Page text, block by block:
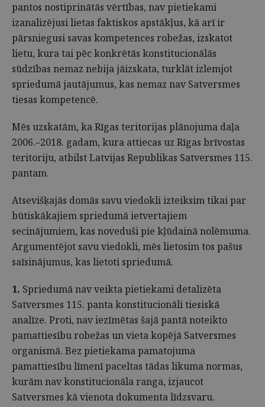
pantos nostiprinātās vērtības, nav pietiekami
izanalizējusi lietas faktiskos apstākļus, kā arī ir
pārsniegusi savas kompetences robežas, izskatot
lietu, kura tai pēc konkrētās konstitucionālās
sūdzības nemaz nebija jāizskata, turklāt izlemjot
spriedumā jautājumus, kas nemaz nav Satversmes
tiesas kompetencē.
Mēs uzskatām, ka Rīgas teritorijas plānojuma daļa
2006.–2018. gadam, kura attiecas uz Rīgas brīvostas
teritoriju, atbilst Latvijas Republikas Satversmes 115.
pantam.
Atsevišķajās domās savu viedokli izteiksim tikai par
būtiskākajiem spriedumā ietvertajiem
secinājumiem, kas noveduši pie kļūdainā nolēmuma.
Argumentējot savu viedokli, mēs lietosim tos pašus
saīsinājumus, kas lietoti spriedumā.
1. Spriedumā nav veikta pietiekami detalizēta
Satversmes 115. panta konstitucionāli tiesiskā
analīze. Proti, nav iezīmētas šajā pantā noteikto
pamattiesību robežas un vieta kopējā Satversmes
organismā. Bez pietiekama pamatojuma
pamattiesību līmenī paceltas tādas likuma normas,
kurām nav konstitucionāla ranga, izjaucot
Satversmes kā vienota dokumenta līdzsvaru.